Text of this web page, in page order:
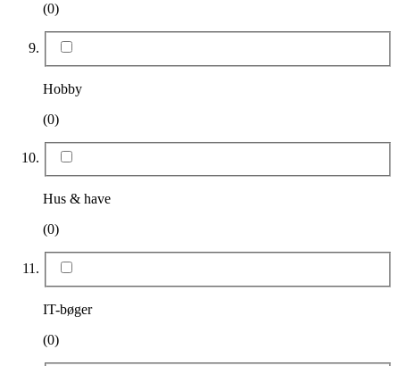
(0)
Hobby
(0)
Hus & have
(0)
IT-bøger
(0)